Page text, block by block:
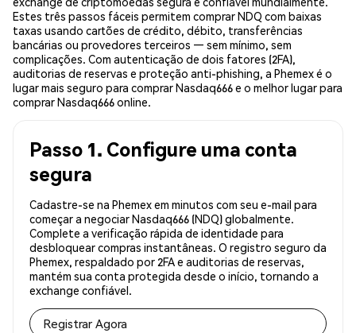
Estes três passos fáceis permitem comprar NDQ com baixas
taxas usando cartões de crédito, débito, transferências
bancárias ou provedores terceiros — sem mínimo, sem
complicações. Com autenticação de dois fatores (2FA),
auditorias de reservas e proteção anti-phishing, a Phemex é o
lugar mais seguro para comprar Nasdaq666 e o melhor lugar para
comprar Nasdaq666 online.
Passo 1. Configure uma conta
segura
Cadastre-se na Phemex em minutos com seu e-mail para
começar a negociar Nasdaq666 (NDQ) globalmente.
Complete a verificação rápida de identidade para
desbloquear compras instantâneas. O registro seguro da
Phemex, respaldado por 2FA e auditorias de reservas,
mantém sua conta protegida desde o início, tornando a
exchange confiável.
Registrar Agora